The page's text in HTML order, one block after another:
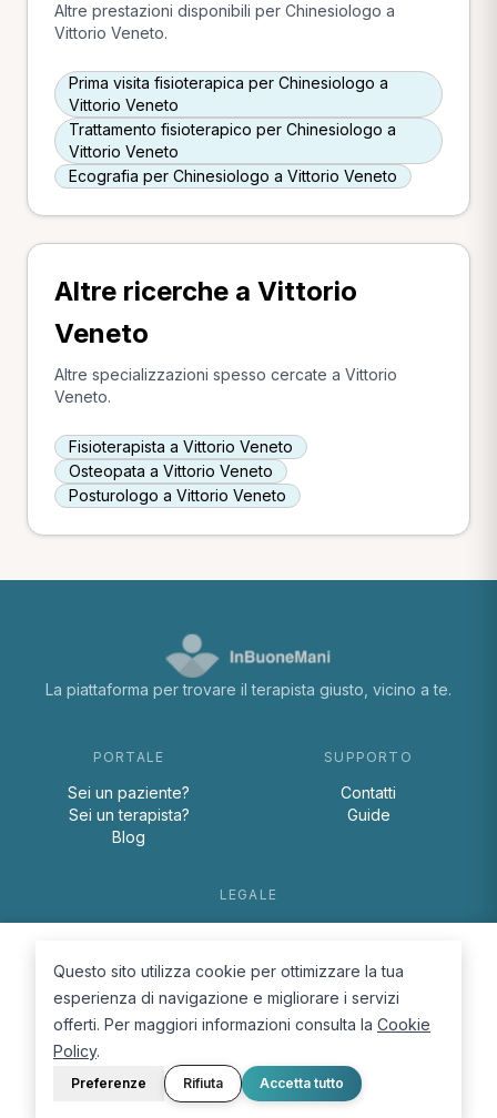
Altre prestazioni disponibili per Chinesiologo a
Vittorio Veneto.
Prima visita fisioterapica per Chinesiologo a
Vittorio Veneto
Trattamento fisioterapico per Chinesiologo a
Vittorio Veneto
Ecografia per Chinesiologo a Vittorio Veneto
Altre ricerche a Vittorio
Veneto
Altre specializzazioni spesso cercate a Vittorio
Veneto.
Fisioterapista a Vittorio Veneto
Osteopata a Vittorio Veneto
Posturologo a Vittorio Veneto
La piattaforma per trovare il terapista giusto, vicino a te.
PORTALE
Sei un paziente?
Sei un terapista?
Blog
SUPPORTO
Contatti
Guide
LEGALE
Cookie Policy
Questo sito utilizza cookie per ottimizzare la tua
esperienza di navigazione e migliorare i servizi
offerti. Per maggiori informazioni consulta la Cookie
Policy.
Preferenze Rifiuta Accetta tutto